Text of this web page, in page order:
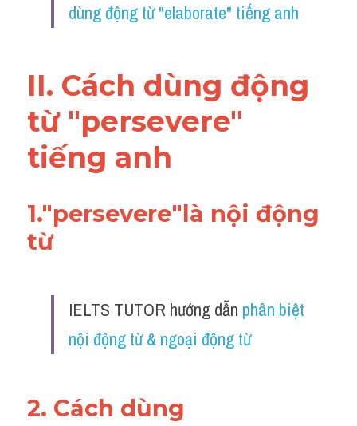
Cấu trúc câu
Report đề thi thật IELTS GENERAL
Đề thi thật Task 1
Adv
Ngân hàng đề thi máy
Phân biệt từ
dùng động từ "elaborate" tiếng anh
II. Cách dùng động
từ "persevere"
tiếng anh
1."persevere"là nội động
từ
IELTS TUTOR hướng dẫn phân biệt
nội động từ & ngoại động từ
2. Cách dùng